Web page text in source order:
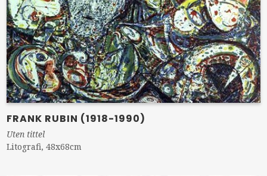
FRANK RUBIN (1918-1990)
Uten tittel
Litografi, 48x68cm